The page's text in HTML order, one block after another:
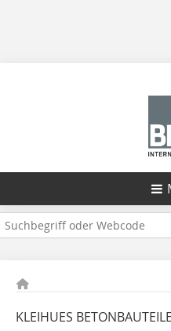
KLEIHUES BETONBAUTEILE